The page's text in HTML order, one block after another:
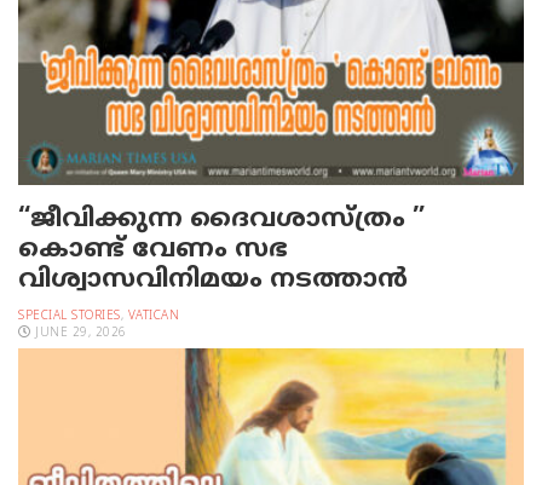
“ജീവിക്കുന്ന ദൈവശാസ്ത്രം ”
കൊണ്ട് വേണം സഭ
വിശ്വാസവിനിമയം നടത്താൻ
SPECIAL STORIES, VATICAN
JUNE 29, 2026